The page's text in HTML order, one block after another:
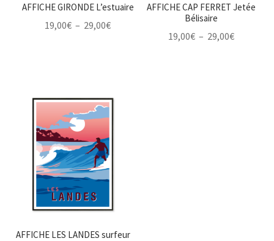
AFFICHE GIRONDE L’estuaire
19,00€ – 29,00€Plage
29,00€
AFFICHE CAP FERRET Jetée
Bélisaire
19,00€ – 29,00€Plage
AFFICHE LES LANDES surfeur